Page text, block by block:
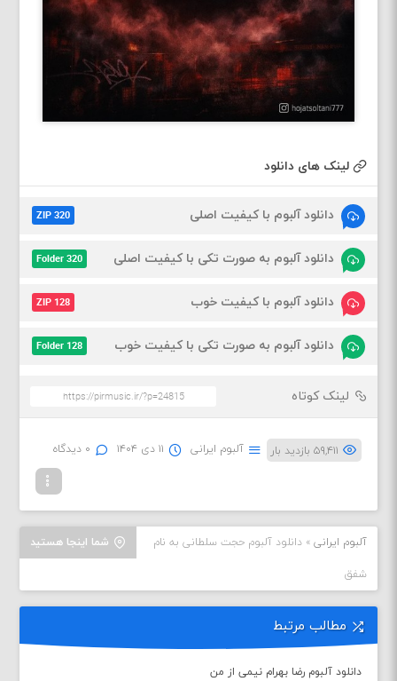
لینک های دانلود
دانلود آلبوم با کیفیت اصلی ZIP 320
دانلود آلبوم به صورت تکی با کیفیت اصلی Folder 320
دانلود آلبوم با کیفیت خوب ZIP 128
دانلود آلبوم به صورت تکی با کیفیت خوب Folder 128
لینک کوتاه
۵۹,۴۱۱ بازدید بار آلبوم ایرانی ۱۱ دی ۱۴۰۴ ۰ دیدگاه
شما اینجا هستید آلبوم ایرانی »دانلود آلبوم حجت سلطانی به نام
شفق
مطالب مرتبط
دانلود آلبوم رضا بهرام نیمی از من